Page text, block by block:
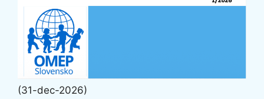
(31-dec-2026)